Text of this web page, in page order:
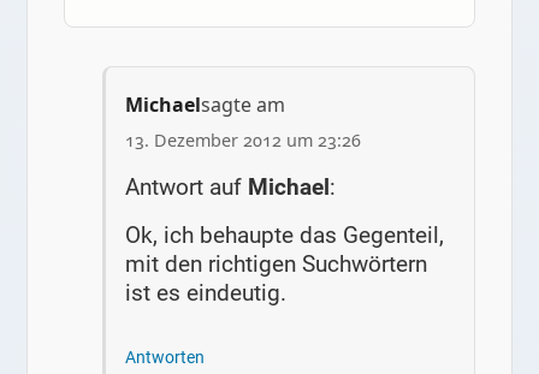
Michaelsagte am
13. Dezember 2012 um 23:26
Antwort auf Michael:
Ok, ich behaupte das Gegenteil,
mit den richtigen Suchwörtern
ist es eindeutig.
Antworten